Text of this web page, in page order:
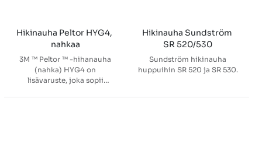
Hikinauha Peltor HYG4,
nahkaa
3M ™ Peltor ™ -hihanauha
(nahka) HYG4 on
lisävaruste, joka sopii
Hikinauha Sundström
SR 520/530
Sundström hikinauha
huppuihin SR 520 ja SR 530.